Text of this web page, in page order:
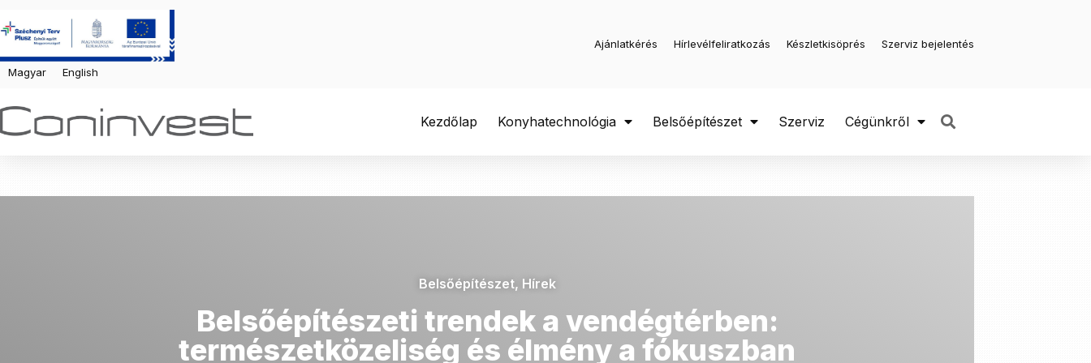
Magyar English
Ajánlatkérés Hírlevélfeliratkozás Készletkisöprés Szerviz bejelentés
Kezdőlap Konyhatechnológia Belsőépítészet Szerviz Cégünkről
Belsőépítészet, Hírek
Belsőépítészeti trendek a vendégtérben:
természetközeliség és élmény a fókuszban